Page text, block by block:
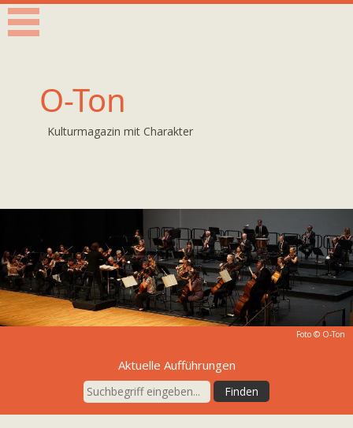
O-Ton
Kulturmagazin mit Charakter
Foto © O-Ton
Aktuelle Aufführungen